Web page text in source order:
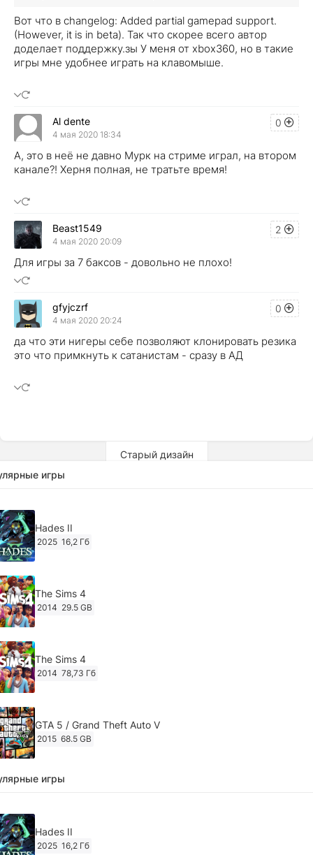
Вот что в changelog: Added partial gamepad support.
(However, it is in beta). Так что скорее всего автор
доделает поддержку.зы У меня от xbox360, но в такие
игры мне удобнее играть на клавомыше.
0
Al dente
4 мая 2020 18:34
А, это в неё не давно Мурк на стриме играл, на втором
канале?! Херня полная, не тратьте время!
2
Beast1549
4 мая 2020 20:09
Для игры за 7 баксов - довольно не плохо!
0
gfyjczrf
4 мая 2020 20:24
да что эти нигеры себе позволяют клонировать резика
это что примкнуть к сатанистам - сразу в АД
Старый дизайн
игры
Hades II
2025 16,2 Гб
The Sims 4
2014 29.5 GB
The Sims 4
2014 78,73 Гб
GTA 5 / Grand Theft Auto V
2015 68.5 GB
Ghost of Tsushima: Director's Cut v.1053.8.1023.1614
игры
Hades II
2025 16,2 Гб